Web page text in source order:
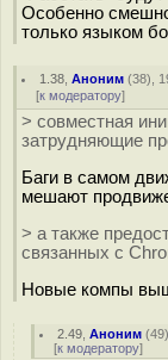
Особенно
только языком
1.38 ,Аноним (38),
[к модератору]
> совместная
затрудняющие
Баги в самом
мешают
> а также
связанных с
Новые компы
2.49 ,Аноним (49
[к модератору]